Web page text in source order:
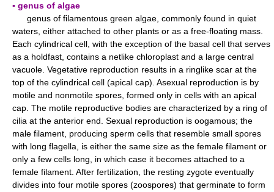
▪ genus of algae
genus of filamentous green algae, commonly found in quiet
waters, either attached to other plants or as a free-floating mass.
Each cylindrical cell, with the exception of the basal cell that serves
as a holdfast, contains a netlike chloroplast and a large central
vacuole. Vegetative reproduction results in a ringlike scar at the
top of the cylindrical cell (apical cap). Asexual reproduction is by
motile and nonmotile spores, formed only in cells with an apical
cap. The motile reproductive bodies are characterized by a ring of
cilia at the anterior end. Sexual reproduction is oogamous; the
male filament, producing sperm cells that resemble small spores
with long flagella, is either the same size as the female filament or
only a few cells long, in which case it becomes attached to a
female filament. After fertilization, the resting zygote eventually
divides into four motile spores (zoospores) that germinate to form